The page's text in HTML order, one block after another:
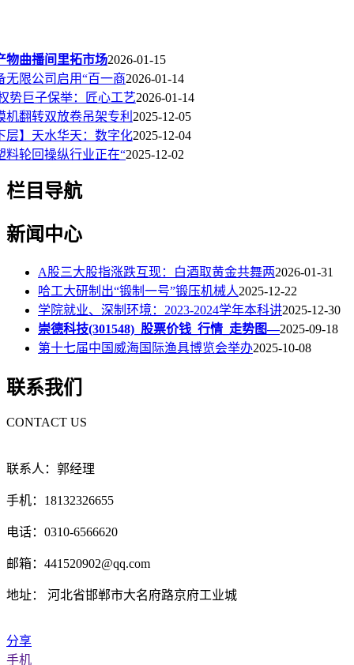
物曲播间里拓市场2026-01-15
无限公司启用“百一商2026-01-14
势巨子保举：匠心工艺2026-01-14
机翻转双放卷吊架专利 2025-12-05
层】天水华天：数字化2025-12-04
料轮回操纵行业正在“2025-12-02
栏目导航
新闻中心
A股三大股指涨跌互现：白酒取黄金共舞两2026-01-31
哈工大研制出“锻制一号”锻压机械人2025-12-22
学院就业、深制环境：2023-2024学年本科讲2025-12-30
崇德科技(301548)_股票价钱_行情_走势图—2025-09-18
第十七届中国威海国际渔具博览会举办2025-10-08
联系我们
CONTACT US
联系人：郭经理
手机：18132326655
电话：0310-6566620
邮箱：441520902@qq.com
地址： 河北省邯郸市大名府路京府工业城
分享
手机